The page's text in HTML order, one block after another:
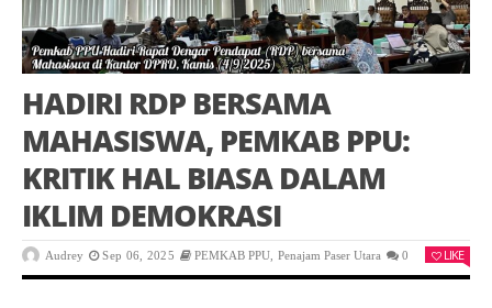
HADIRI RDP BERSAMA
MAHASISWA, PEMKAB PPU:
KRITIK HAL BIASA DALAM
IKLIM DEMOKRASI
Audrey Sep 06, 2025 PEMKAB PPU Penajam Paser Utara 0 LIKE